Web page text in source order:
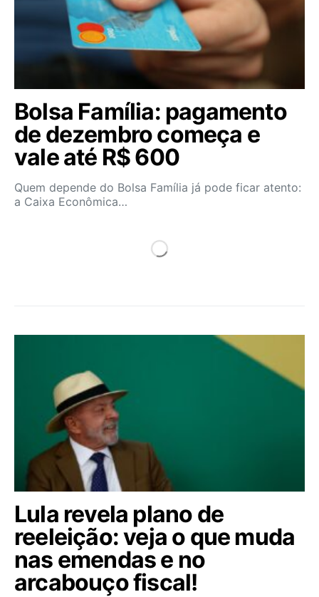
Bolsa Família: pagamento
de dezembro começa e
vale até R$ 600
Quem depende do Bolsa Família já pode ficar atento:
a Caixa Econômica…
Lula revela plano de
reeleição: veja o que muda
nas emendas e no
arcabouço fiscal!